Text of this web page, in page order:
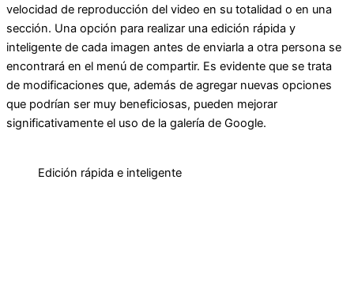
velocidad de reproducción del video en su totalidad o en una
sección. Una opción para realizar una edición rápida y
inteligente de cada imagen antes de enviarla a otra persona se
encontrará en el menú de compartir. Es evidente que se trata
de modificaciones que, además de agregar nuevas opciones
que podrían ser muy beneficiosas, pueden mejorar
significativamente el uso de la galería de Google.
Edición rápida e inteligente